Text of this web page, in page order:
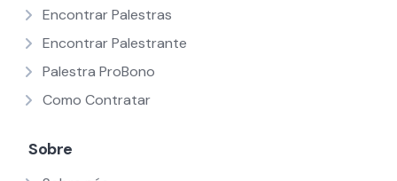
Encontrar Palestras
Encontrar Palestrante
Palestra ProBono
Como Contratar
Sobre